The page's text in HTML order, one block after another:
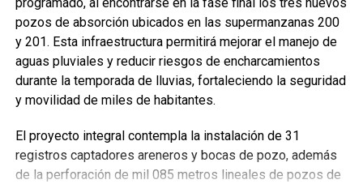
pozos de absorción ubicados en las supermanzanas 200
y 201. Esta infraestructura permitirá mejorar el manejo de
aguas pluviales y reducir riesgos de encharcamientos
durante la temporada de lluvias, fortaleciendo la seguridad
y movilidad de miles de habitantes.
El proyecto integral contempla la instalación de 31
registros captadores areneros y bocas de pozo, además
de la perforación de mil 085 metros lineales de pozos de